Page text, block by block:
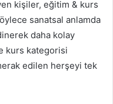
kişiler, eğitim & kurs
sanatsal anlamda
daha kolay
kurs kategorisi
edilen herşeyi tek